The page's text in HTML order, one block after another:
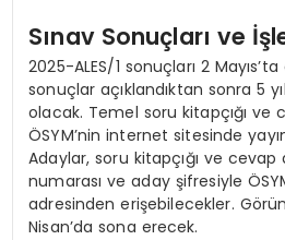
Sınav Sonuçları ve
2025-ALES/1 sonuçları 2
sonuçlar açıklandıktan sonra 5
olacak. Temel soru kitapçığı ve
ÖSYM’nin internet sitesinde
Adaylar, soru kitapçığı ve cevap
numarası ve aday şifresiyle
adresinden erişebilecekler.
Nisan’da sona erecek.